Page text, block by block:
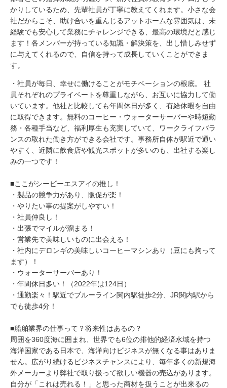
かりしているため、先輩社員が丁寧に教えてくれます。小さな会
社だからこそ、助け合いを重んじるアットホームな雰囲気は、未
経験でも安心して業務にチャレンジできる、最高の環境だと感じ
ます！各メンバーが持っている知識・解決策を、出し惜しみせず
に与えてくれるので、自信を持って成長していくことができま
す。
・社員が毎日、幸せに働けることがモチベーションの根底。 社
員それぞれのプライベートを尊重しながら、お互いに協力して働
いています。他社と比較しても年間休日が多く、有給休暇を自由
に取得できます。無料のコーヒー・ウォーターサーバーや時短勤
務・各種手当など、福利厚生も充実していて、ワークライフバラ
ンスの取れた働き方ができる会社です。事務所自体が駅近で通い
やすく、近隣に飲食店や観光スポットが多いのも、出社する楽し
みの一つです！
■ここがシービーエスアイの推し！
・製品の競争力があり、販促が楽！
・やりたい事の提案がしやすい！
・社員仲良し！
・出張でマイルが溜まる！
・営業先で美味しいものに出会える！
・社内にデロンギの美味しいコーヒーマシンあり（豆にも拘って
ます）！
・ウォーターサーバーあり！
・年間休日多い！（2022年は124日）
・通勤楽々！駅近でブルーライン関内駅徒歩2分、JR関内駅から
でも徒歩4分！
■船舶業界の仕事って？将来性はあるの？
周囲を360度海に囲まれ、世界でも6位の排他的経済水域を持つ
海洋国家である日本で、海洋向けビジネスが無くなる事はありま
せん。広がり続けるビジネスチャンスにより、毎年多くの新規海
外メーカーより弊社で取り扱って欲しい機器の売込があります。
自分が「これは売れる！」と思った商材を扱うことが出来るの